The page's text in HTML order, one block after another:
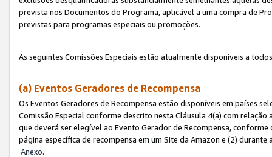
prevista nos Documentos do Programa, aplicável a uma compra de
previstas para programas especiais ou promoções.
As seguintes Comissões Especiais estão atualmente disponíveis a
(a) Eventos Geradores de Recompensa
Os Eventos Geradores de Recompensa estão disponíveis em países
Comissão Especial conforme descrito nesta Cláusula 4(a) com relação
que deverá ser elegível ao Evento Gerador de Recompensa,
página específica de recompensa em um Site da Amazon e (2)
Anexo.